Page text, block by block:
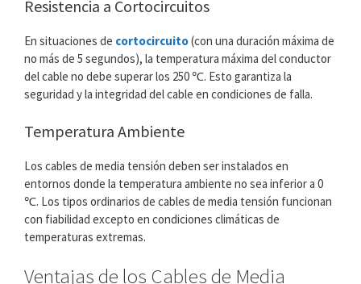
Resistencia a Cortocircuitos
En situaciones de cortocircuito(con una duración máxima de
no más de 5 segundos), la temperatura máxima del conductor
del cable no debe superar los 250 ℃. Esto garantiza la
seguridad y la integridad del cable en condiciones de falla.
Temperatura Ambiente
Los cables de media tensión deben ser instalados en
entornos donde la temperatura ambiente no sea inferior a 0
℃. Los tipos ordinarios de cables de media tensión funcionan
con fiabilidad excepto en condiciones climáticas de
temperaturas extremas.
Ventajas de los Cables de Media